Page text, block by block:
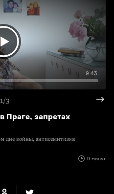
9:43
1/3
Праге, запретах
дне войны, антисемитизме
9 минут